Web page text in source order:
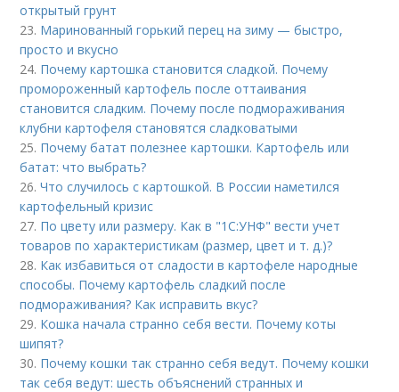
открытый грунт
23. Маринованный горький перец на зиму — быстро,
просто и вкусно
24. Почему картошка становится сладкой. Почему
промороженный картофель после оттаивания
становится сладким. Почему после подмораживания
клубни картофеля становятся сладковатыми
25. Почему батат полезнее картошки. Картофель или
батат: что выбрать?
26.Что случилось с картошкой. В России наметился
картофельный кризис
27. По цвету или размеру. Как в "1С:УНФ" вести учет
товаров по характеристикам (размер, цвет и т. д.)?
28. Как избавиться от сладости в картофеле народные
способы. Почему картофель сладкий после
подмораживания? Как исправить вкус?
29. Кошка начала странно себя вести. Почему коты
шипят?
30. Почему кошки так странно себя ведут. Почему кошки
так себя ведут: шесть объяснений странных и